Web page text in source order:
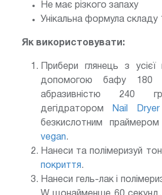
Не має різкого запаху
Унікальна формула складу
Як використовувати:
Прибери глянець з усієї
допомогою бафу 180
абразивністю 240
дегідратором
Nail
безкислотним праймером
vegan.
Нанеси та полімеризуй
покриття.
Нанеси гель-лак і